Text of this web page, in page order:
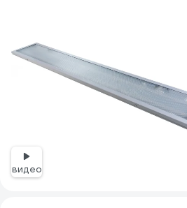
видео